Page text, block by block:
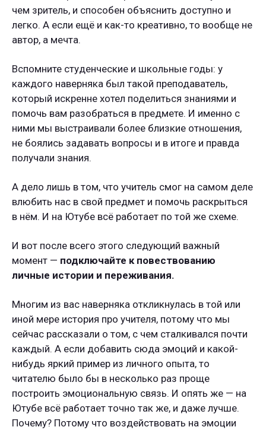
чем зритель, и способен объяснить доступно и
легко. А если ещё и как-то креативно, то вообще не
автор, а мечта.
Вспомните студенческие и школьные годы: у
каждого наверняка был такой преподаватель,
который искренне хотел поделиться знаниями и
помочь вам разобраться в предмете. И именно с
ними мы выстраивали более близкие отношения,
не боялись задавать вопросы и в итоге и правда
получали знания.
А дело лишь в том, что учитель смог на самом деле
влюбить нас в свой предмет и помочь раскрыться
в нём. И на Ютубе всё работает по той же схеме.
И вот после всего этого следующий важный
момент — подключайте к повествованию
личные истории и переживания.
Многим из вас наверняка откликнулась в той или
иной мере история про учителя, потому что мы
сейчас рассказали о том, с чем сталкивался почти
каждый. А если добавить сюда эмоций и какой-
нибудь яркий пример из личного опыта, то
читателю было бы в несколько раз проще
построить эмоциональную связь. И опять же — на
Ютубе всё работает точно так же, и даже лучше.
Почему? Потому что воздействовать на эмоции